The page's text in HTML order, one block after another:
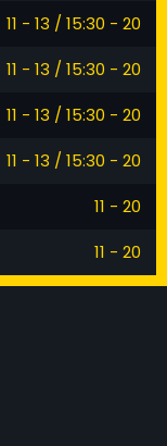
11 - 13 / 15:30 - 20
11 - 13 / 15:30 - 20
11 - 13 / 15:30 - 20
11 - 13 / 15:30 - 20
11 - 20
11 - 20